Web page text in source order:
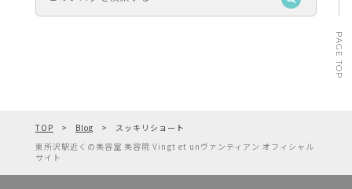
TOP Blog
スッキリショート
東所沢駅近くの美容室 美容院 Vingt et unヴァンティアン オフィシャル
サイト
PAGE TOP